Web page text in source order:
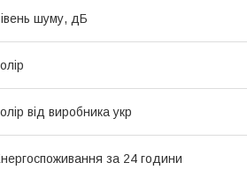
шуму, дБ
від виробника укр
за 24 години